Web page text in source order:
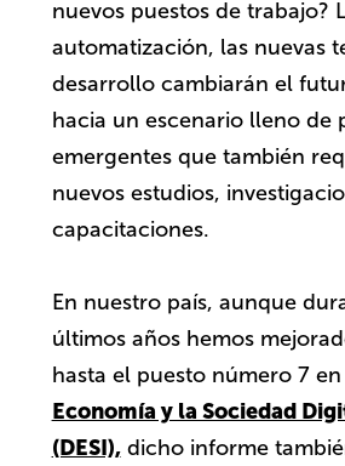
nuevos puestos de trabajo?
automatización, las nuevas
desarrollo cambiarán el
hacia un escenario lleno de
emergentes que también
nuevos estudios,
capacitaciones.
En nuestro país, aunque
últimos años hemos
hasta el puesto número 7
Economía y la Sociedad
(DESI),dicho informe